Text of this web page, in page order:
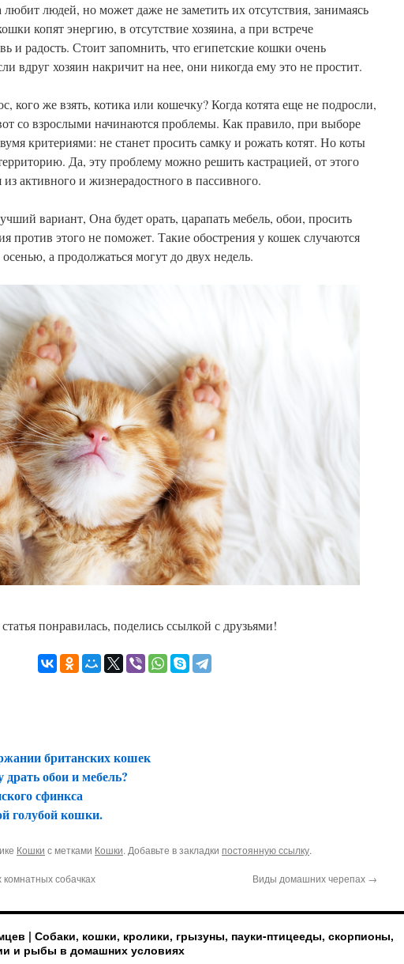
людей, но может даже не заметить их отсутствия, занимаясь
копят энергию, в отсутствие хозяина, а при встрече
и радость. Стоит запомнить, что египетские кошки очень
вдруг хозяин накричит на нее, они никогда ему это не простит.
кого же взять, котика или кошечку? Когда котята еще не подросли,
со взрослыми начинаются проблемы. Как правило, при выборе
критериями: не станет просить самку и рожать котят. Но коты
Да, эту проблему можно решить кастрацией, от этого
активного и жизнерадостного в пассивного.
вариант, Она будет орать, царапать мебель, обои, просить
против этого не поможет. Такие обострения у кошек случаются
а продолжаться могут до двух недель.
понравилась, поделись ссылкой с друзьями!
британских кошек
обои и мебель?
сфинкса
голубой кошки.
Кошки с метками Кошки. Добавьте в закладки постоянную ссылку.
собачках Виды домашних черепах →
| Собаки, кошки, кролики, грызуны, пауки-птицееды, скорпионы,
и рыбы в домашних условиях